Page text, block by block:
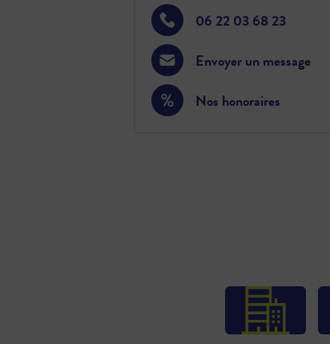
06 22 03 68 23
Envoyer un message
Nos honoraires